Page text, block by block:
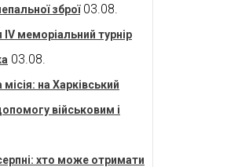
зброї 03.08.
IV меморіальний турнір
03.08.
на Харківський
військовим і
хто може отримати